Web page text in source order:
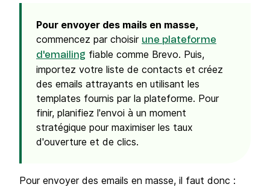
Pour envoyer des mails en masse,
commencez par choisir une plateforme
d'emailing fiable comme Brevo. Puis,
importez votre liste de contacts et créez
des emails attrayants en utilisant les
templates fournis par la plateforme. Pour
finir, planifiez l'envoi à un moment
stratégique pour maximiser les taux
d'ouverture et de clics.
Pour envoyer des emails en masse, il faut donc :